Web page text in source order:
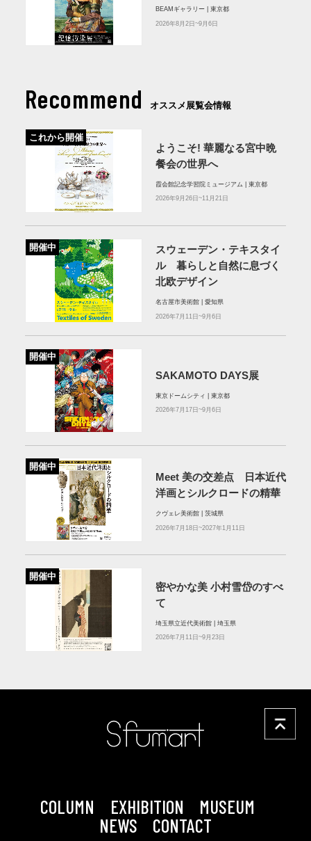
BEAMギャラリー | 東京都
2026年8月2日~9月6日
Recommend オススメ展覧会情報
これから開催
ようこそ! 華麗なる宮中晩
餐会の世界へ
霞会館記念学習院ミュージアム | 東京都
2026年9月26日~11月21日
開催中
スウェーデン・テキスタイ
ル 暮らしと自然に息づく
北欧デザイン
名古屋市美術館 | 愛知県
2026年7月11日~9月6日
開催中
SAKAMOTO DAYS展
東京ドームシティ | 東京都
2026年7月17日~9月6日
開催中
Meet 美の交差点 日本近代
洋画とシルクロードの精華
クヴェレ美術館 | 茨城県
2026年7月18日~2027年1月11日
開催中
密やかな美 小村雪岱のすべ
て
埼玉県立近代美術館 | 埼玉県
2026年7月11日~9月23日
COLUMN EXHIBITION
MUSEUM
NEWS
CONTACT